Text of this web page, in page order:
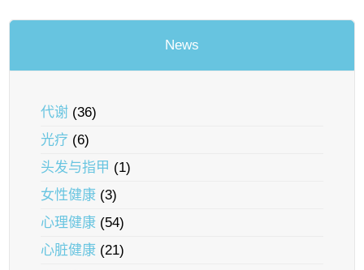
News
代谢 (36)
光疗 (6)
头发与指甲 (1)
女性健康 (3)
心理健康 (54)
心脏健康 (21)